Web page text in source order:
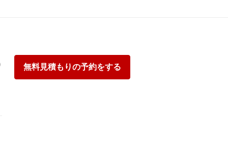
無料見積もりの予約をする